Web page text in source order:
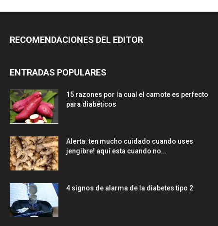
RECOMENDACIONES DEL EDITOR
ENTRADAS POPULARES
15 razones por la cual el camote es perfecto
para diabéticos
Alerta: ten mucho cuidado cuando uses
jengibre! aquí esta cuando no...
4 signos de alarma de la diabetes tipo 2